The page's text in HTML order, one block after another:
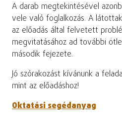
A darab megtekintésével
vele való foglalkozás. A
az előadás által felvetett
megvitatásához ad további
második fejezete.
Jó szórakozást kívánunk a
mint az előadáshoz!
Oktatási segédanyag